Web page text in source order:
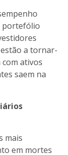
portefólio
a tornar-
ativos
saem na
mais
em mortes